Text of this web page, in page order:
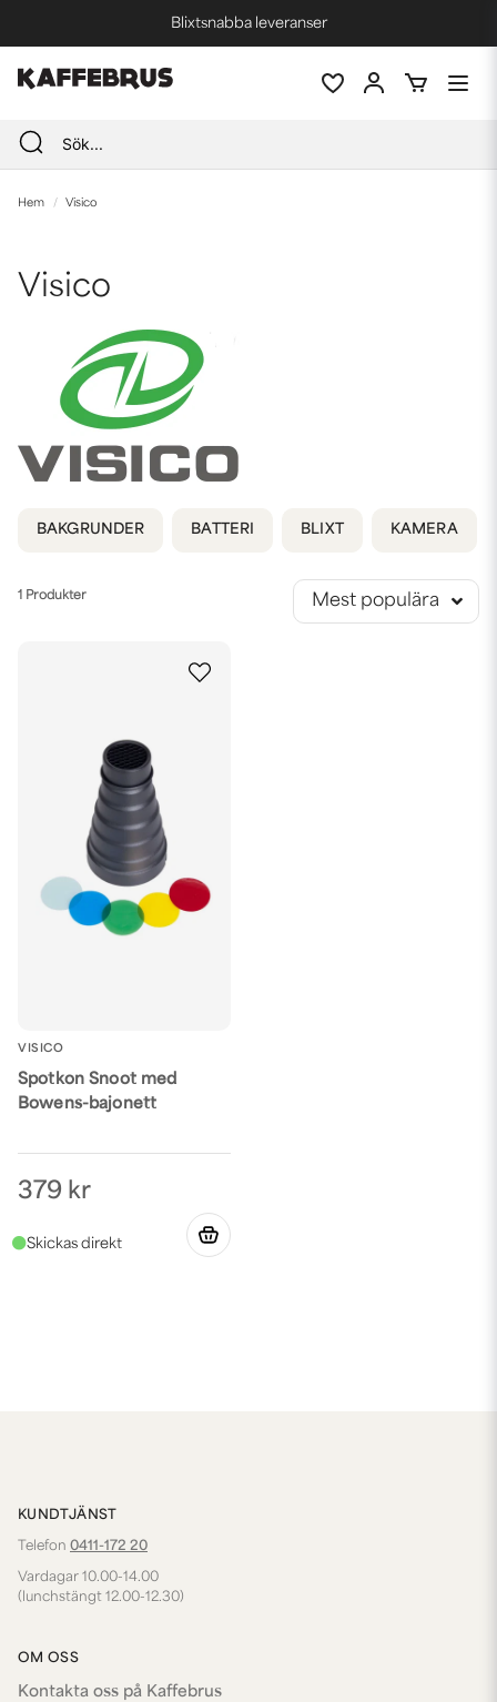
Blixtsnabba leveranser
Fri frakt vid köp över 1000 kr *
Hem Visico
Visico
BAKGRUNDER BATTERI BLIXT KAMERA
1 Produkter Mest populära
VISICO
Spotkon Snoot med
Bowens-bajonett
379 kr
KUNDTJÄNST
Telefon 0411-172 20
Vardagar 10.00-14.00
(lunchstängt 12.00-12.30)
OM OSS
Kontakta oss på Kaffebrus